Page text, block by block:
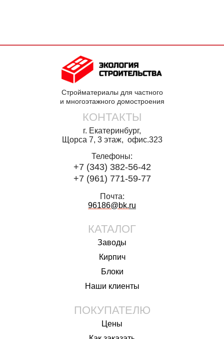
Стройматериалы для частного
и многоэтажного домостроения
КОНТАКТЫ
г. Екатеринбург,
Щорса 7, 3 этаж, офис.323
Телефоны:
+7 (343) 382-56-42
+7 (961) 771-59-77
Почта:
96186@bk.ru
КАТАЛОГ
Заводы
Кирпич
Блоки
Наши клиенты
ПОКУПАТЕЛЮ
Цены